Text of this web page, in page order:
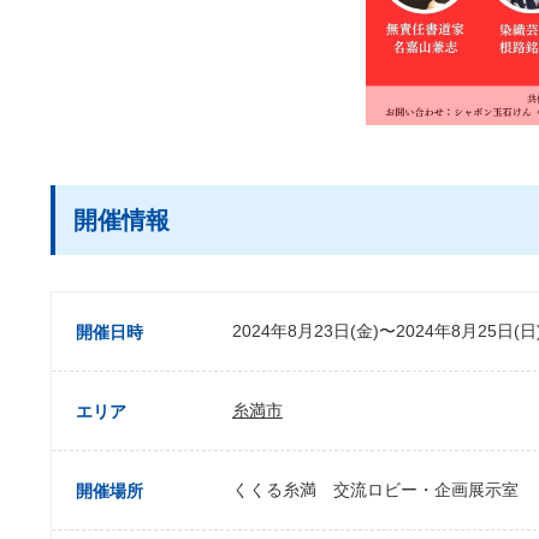
開催情報
開催日時 2024年8月23日(金)〜2024年8月25日(
エリア 糸満市
開催場所 くくる糸満 交流ロビー・企画展示室